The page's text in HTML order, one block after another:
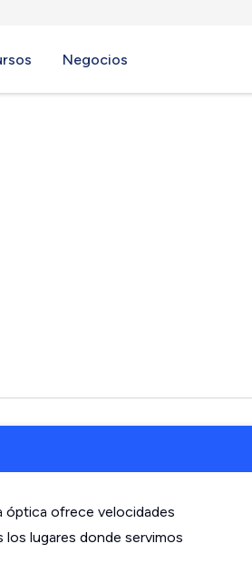
Negocios
óptica ofrece velocidades
lugares donde servimos